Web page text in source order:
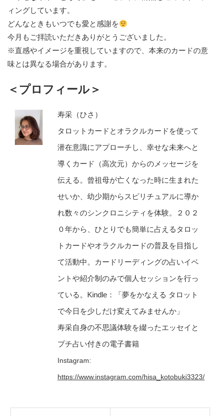
ィングしています。
どんなときもいつでも愛と感謝を
今月もご拝読いただきありがとうございました。
※直感やイメージを重視していますので、本来のカードの意
味とは異なる場合があります。
＜プロフィール＞
寿采（ひさ）
タロットカードとオラクルカードを使って
潜在意識にアプローチし、幸せな未来へと
導くカード（高次元）からのメッセージを
伝える。曾祖母が亡くなった時に生まれた
せいか、幼少期からスピリチュアルに導か
れ数々のシンクロニシティを体験。２０２
０年から、ひとりでも簡単に占えるタロッ
トカードやオラクルカードの普及を目指し
て活動中。カードリーディングの占いイベ
ントや紹介制のみで個人セッションを行っ
ている。Kindle：「夢をかなえる タロット
で今日を少しだけ変えてみませんか」
寿采自身の不思議体験を綴ったエッセイと
プチ占い付きの電子書籍
Instagram:
https://www.instagram.com/hisa_kotobuki3323/